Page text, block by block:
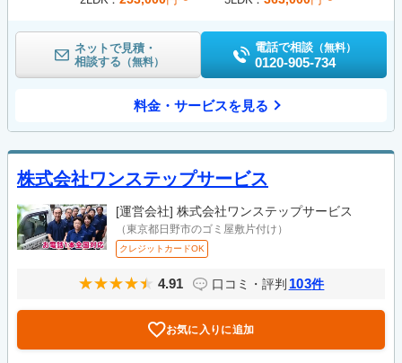
ネットで見積・
相談する （無料）
電話で相談 （無料）
0120-905-734
料金・サービスを見る
株式会社ワンステップサービス
[運営会社] 株式会社ワンステップサービス
（東京都日野市のゴミ屋敷片付け）
クレジットカードOK
4.91 口コミ・評判 103件
お気に入りに追加